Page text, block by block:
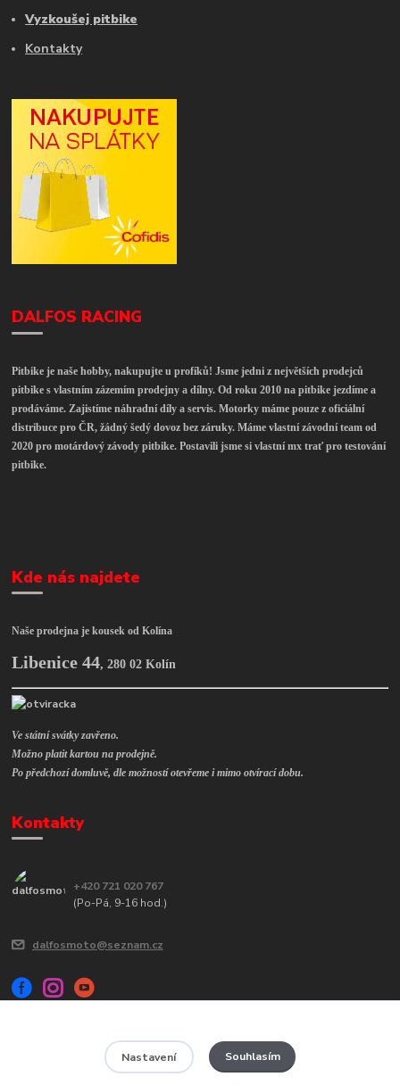
Vyzkoušej pitbike
Kontakty
DALFOS RACING
Pitbike je naše hobby, nakupujte u profíků! Jsme jedni z největších prodejců
pitbike s vlastním zázemím prodejny a dílny. Od roku 2010 na pitbike jezdíme a
prodáváme. Zajistíme náhradní díly a servis. Motorky máme pouze z oficiální
distribuce pro ČR, žádný šedý dovoz bez záruky. Máme vlastní závodní team od
2020 pro motárdový závody pitbike. Postavili jsme si vlastní mx trať pro testování
pitbike.
Kde nás najdete
Naše prodejna je kousek od Kolína
Libenice 44,280 02 Kolín
Ve státní svátky zavřeno.
Možno platit kartou na prodejně.
Po předchozí domluvě, dle možností otevřeme i mimo otvírací dobu.
Kontakty
+420 721 020 767
(Po-Pá, 9-16 hod.)
dalfosmoto@seznam.cz
Veškerý obsah tohoto webu je chráněn autorským zákonem č. 121/2000
Nastavení Souhlasím